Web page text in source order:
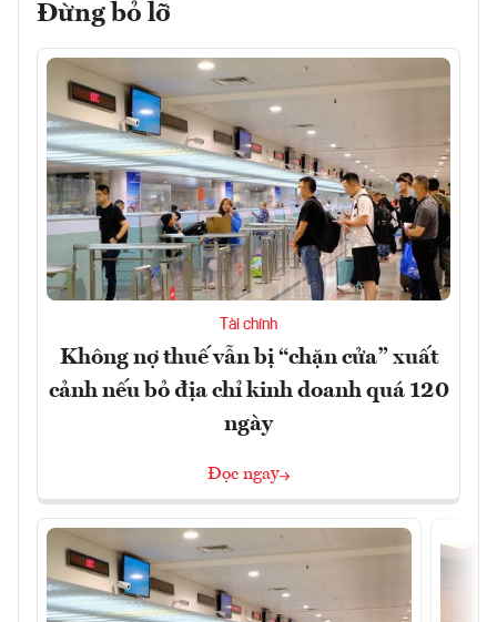
Đừng bỏ lỡ
Tài chính
Không nợ thuế vẫn bị “chặn cửa” xuất
cảnh nếu bỏ địa chỉ kinh doanh quá 120
ngày
Đọc ngay